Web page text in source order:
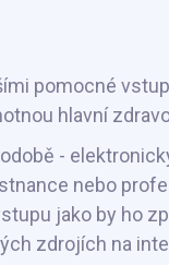
pomocné
hlavní
-
nebo
jako by ho
zdrojích na